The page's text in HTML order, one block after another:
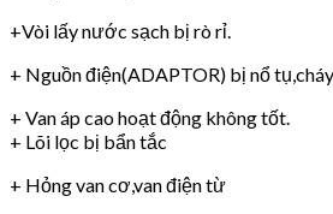
+Vòi lấy nước sạch bị rò rỉ.
+ Nguồn điện(ADAPTOR) bị nổ
+ Van áp cao hoạt động không tốt.
+ Lõi lọc bị bẩn tắc
+ Hỏng van cơ,van điện từ